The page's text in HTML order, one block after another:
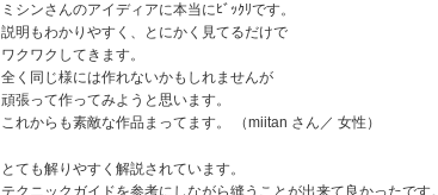
ミシンさんのアイディアに本当にﾋﾞｯｸﾘです。
説明もわかりやすく、とにかく見てるだけで
ワクワクしてきます。
全く同じ様には作れないかもしれませんが
頑張って作ってみようと思います。
これからも素敵な作品まってます。 （miitan さん／ 女性）
とても解りやすく解説されています。
テクニックガイドを参考にしながら縫うことが出来て良かったです。